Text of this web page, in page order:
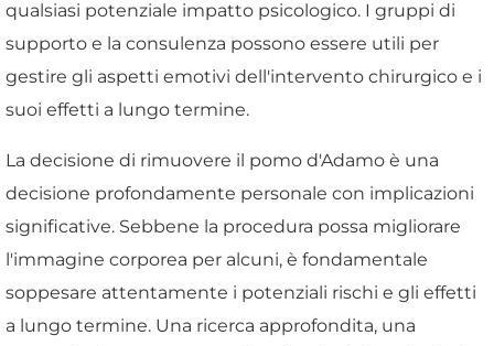
qualsiasi potenziale impatto psicologico. I gruppi di
supporto e la consulenza possono essere utili per
gestire gli aspetti emotivi dell'intervento chirurgico e i
suoi effetti a lungo termine.
La decisione di rimuovere il pomo d'Adamo è una
decisione profondamente personale con implicazioni
significative. Sebbene la procedura possa migliorare
l'immagine corporea per alcuni, è fondamentale
soppesare attentamente i potenziali rischi e gli effetti
a lungo termine. Una ricerca approfondita, una